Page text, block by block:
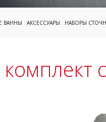
ВАННЫ : АКСЕССУАРЫ : НАБОРЫ